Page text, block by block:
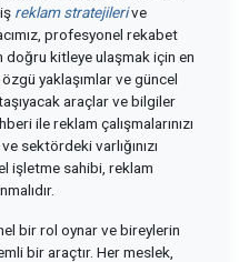
reklam stratejilerive
profesyonel rekabet
doğru kitleye ulaşmak için en
yaklaşımlar ve güncel
araçlar ve bilgiler
ile reklam çalışmalarınızı
sektördeki varlığınızı
işletme sahibi, reklam
bir rol oynar ve bireylerin
bir araçtır. Her meslek,